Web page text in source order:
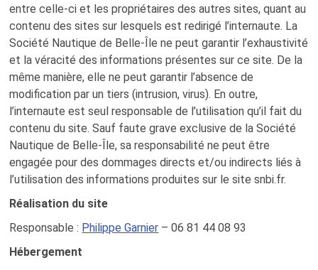
entre celle-ci et les propriétaires des autres sites, quant au
contenu des sites sur lesquels est redirigé l’internaute. La
Société Nautique de Belle-Île ne peut garantir l’exhaustivité
et la véracité des informations présentes sur ce site. De la
même manière, elle ne peut garantir l’absence de
modification par un tiers (intrusion, virus). En outre,
l’internaute est seul responsable de l’utilisation qu’il fait du
contenu du site. Sauf faute grave exclusive de la Société
Nautique de Belle-Île, sa responsabilité ne peut être
engagée pour des dommages directs et/ou indirects liés à
l’utilisation des informations produites sur le site snbi.fr.
Réalisation du site
Responsable : Philippe Garnier – 06 81 44 08 93
Hébergement